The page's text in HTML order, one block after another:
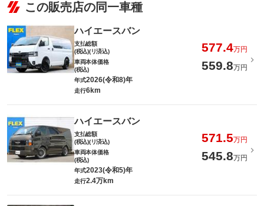
この販売店の同一車種
ハイエースバン
支払総額
(税込)(リ済込)
577.4万円
車両本体価格
(税込)
559.8万円
年式2026(令和8)年
走行6km
ハイエースバン
支払総額
(税込)(リ済込)
571.5万円
車両本体価格
(税込)
545.8万円
年式2023(令和5)年
走行2.4万km